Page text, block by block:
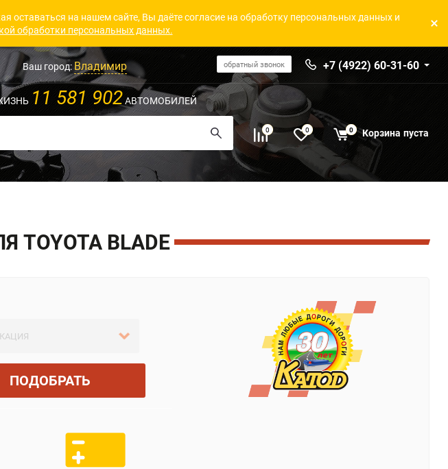
на нашем сайте, Вы даёте согласие на обработку персональных данных и
обработки персональных данных.
Ваш город:Владимир обратный звонок +7 (4922) 60-31-60
11 581 902АВТОМОБИЛЕЙ
0 0 0 Корзина пуста
BLADE
ПОДОБРАТЬ